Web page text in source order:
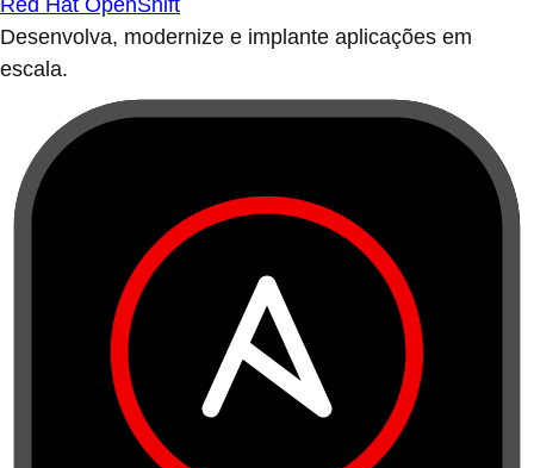
Red Hat OpenShift
Desenvolva, modernize e implante aplicações em
escala.